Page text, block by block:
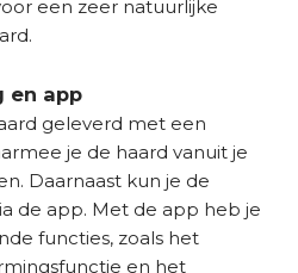
een zeer natuurlijke
en app
geleverd met een
je de haard vanuit je
Daarnaast kun je de
de app. Met de app heb je
functies, zoals het
en het